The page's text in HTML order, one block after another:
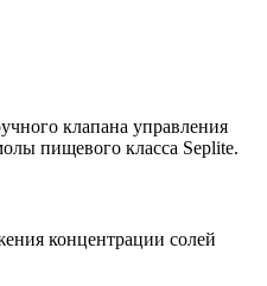
клапана управления
пищевого класса Seplite.
концентрации солей